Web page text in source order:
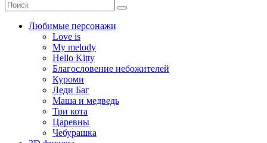
Любимые персонажи
Love is
My melody
Hello Kitty
Благословение небожителей
Куроми
Леди Баг
Маша и медведь
Три кота
Царевны
Чебурашка